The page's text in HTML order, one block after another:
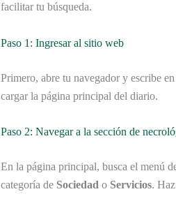
facilitar tu búsqueda.
Paso 1: Ingresar al sitio web
Primero, abre tu navegador y escribe
cargar la página principal del diario.
Paso 2: Navegar a la sección de
En la página principal, busca el menú
categoría de Sociedad o Servicios.